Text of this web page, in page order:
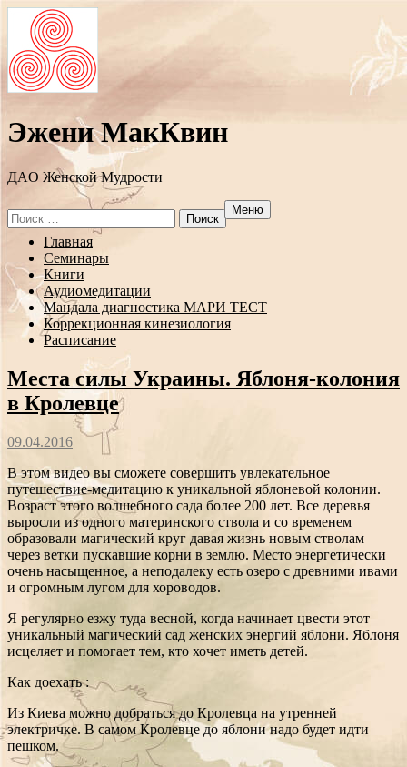
Эжени МакКвин
ДAO Женской Мудрости
Search
for:
Меню
Перейти
содержанию
Главная
Семинары
Книги
Аудиомедитации
Мандала диагностика МАРИ ТЕСТ
Коррекционная кинезиология
Расписание
Места силы Украины. Яблоня-колония
в Кролевце
09.04.2016
В этом видео вы сможете совершить увлекательное
путешествие-медитацию к уникальной яблоневой колонии.
Возраст этого волшебного сада более 200 лет. Все деревья
выросли из одного материнского ствола и со временем
образовали магический круг давая жизнь новым стволам
через ветки пускавшие корни в землю. Место энергетически
очень насыщенное, а неподалеку есть озеро с древними ивами
и огромным лугом для хороводов.
Я регулярно езжу туда весной, когда начинает цвести этот
уникальный магический сад женских энергий яблони. Яблоня
исцеляет и помогает тем, кто хочет иметь детей.
Как доехать :
Из Киева можно добраться до Кролевца на утренней
электричке. В самом Кролевце до яблони надо будет идти
пешком.